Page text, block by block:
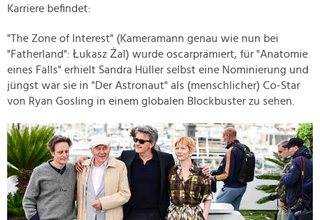
Karriere befindet:
"The Zone of Interest" (Kameramann genau wie nun bei
"Fatherland": Łukasz Żal) wurde oscarprämiert, für "Anatomie
eines Falls" erhielt Sandra Hüller selbst eine Nominierung und
jüngst war sie in "Der Astronaut" als (menschlicher) Co-Star
von Ryan Gosling in einem globalen Blockbuster zu sehen.